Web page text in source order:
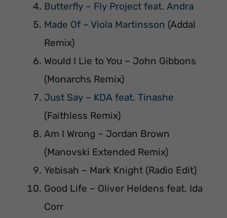
Butterfly – Fly Project feat. Andra
Made Of – Viola Martinsson (Addal
Remix)
Would I Lie to You – John Gibbons
(Monarchs Remix)
Just Say – KDA feat. Tinashe
(Faithless Remix)
Am I Wrong – Jordan Brown
(Manovski Extended Remix)
Yebisah – Mark Knight (Radio Edit)
Good Life – Oliver Heldens feat. Ida
Corr